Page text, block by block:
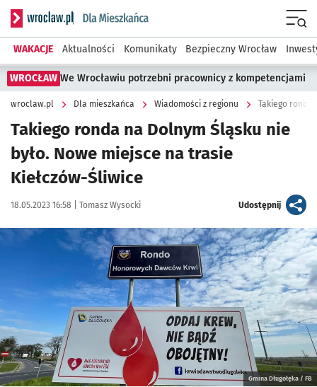
Serwis informacyjny wroclaw.pl podserwis: Dla mieszkańca
WAKACJE Aktualności Komunikaty Bezpieczny Wrocław
WROCŁAW We Wrocławiu potrzebni pracownicy z kompetencjami
wroclaw.pl Dla mieszkańca Wiadomości z regionu
Takiego ronda na Dolnym Śląsku nie
było. Nowe miejsce na trasie
Kiełczów-Śliwice
Data publikacji:
18.05.2023 16:58 | Autor:
Tomasz Wysocki Udostępnijartykuł
Kliknij, aby powiększyć
Gmina Długołęka / FB